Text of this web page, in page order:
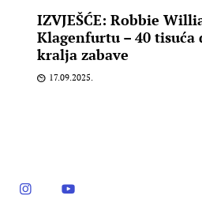
IZVJEŠĆE: Robbie
Klagenfurtu – 40 tisuća
kralja zabave
17.09.2025.